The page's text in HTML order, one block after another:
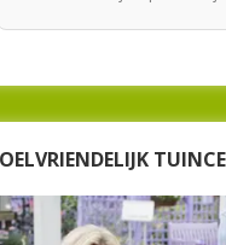
proberen continu onze
waarmee u van de